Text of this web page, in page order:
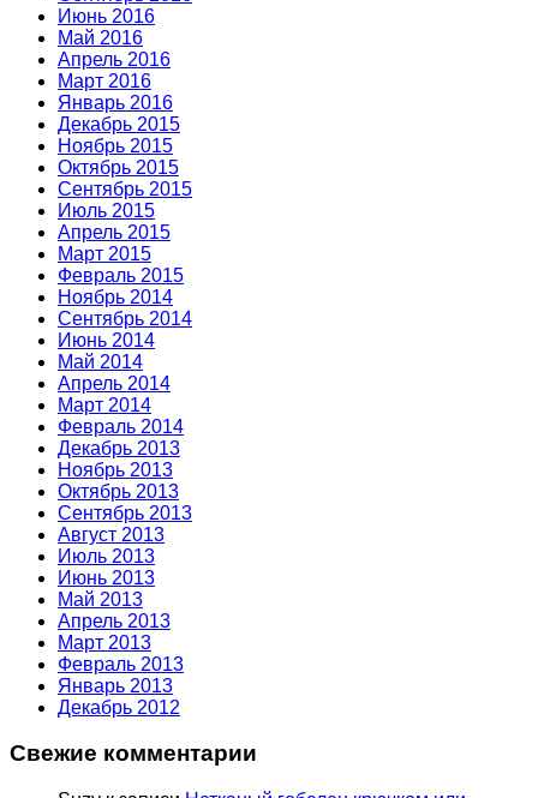
Июнь 2016
Май 2016
Апрель 2016
Март 2016
Январь 2016
Декабрь 2015
Ноябрь 2015
Октябрь 2015
Сентябрь 2015
Июль 2015
Апрель 2015
Март 2015
Февраль 2015
Ноябрь 2014
Сентябрь 2014
Июнь 2014
Май 2014
Апрель 2014
Март 2014
Февраль 2014
Декабрь 2013
Ноябрь 2013
Октябрь 2013
Сентябрь 2013
Август 2013
Июль 2013
Июнь 2013
Май 2013
Апрель 2013
Март 2013
Февраль 2013
Январь 2013
Декабрь 2012
Свежие комментарии